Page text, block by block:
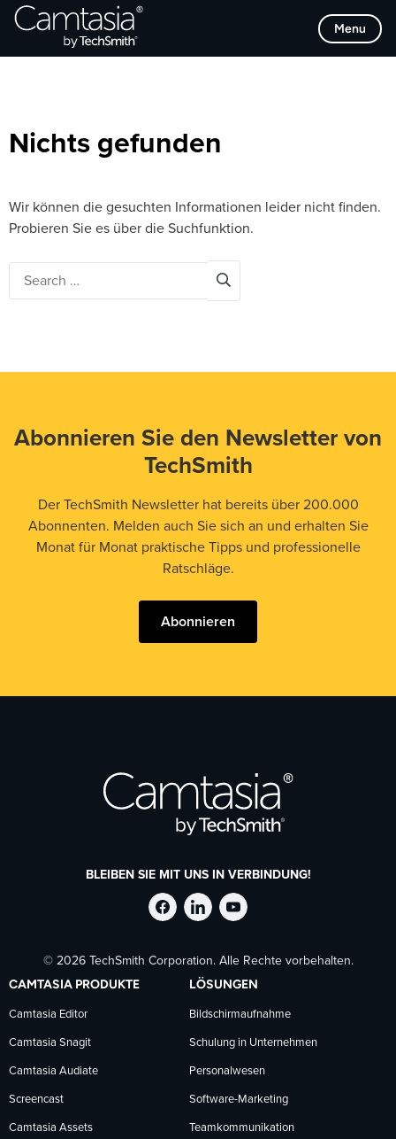
Direkt
zum
Menu
Browse Categories
Nichts gefunden
Wir können die gesuchten Informationen leider nicht finden.
Probieren Sie es über die Suchfunktion.
Abonnieren Sie den Newsletter von
TechSmith
Der TechSmith Newsletter hat bereits über 200.000
Abonnenten. Melden auch Sie sich an und erhalten Sie
Monat für Monat praktische Tipps und professionelle
Ratschläge.
Abonnieren
BLEIBEN SIE MIT UNS IN VERBINDUNG!
TechSmith
auf
Facebook
folgen
TechSmith
auf
LinkedIn
folgen
TechSmith
auf
YouTube
folgen
© 2026 TechSmith Corporation. Alle Rechte vorbehalten.
CAMTASIA PRODUKTE
Camtasia Editor
Camtasia Snagit
Camtasia Audiate
Screencast
Camtasia Assets
LÖSUNGEN
Bildschirmaufnahme
Schulung in Unternehmen
Personalwesen
Software-Marketing
Teamkommunikation